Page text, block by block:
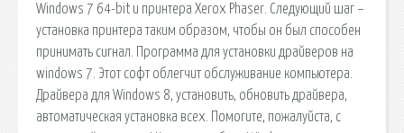
Windows 7 64-bit и принтера Xerox Phaser. Следующий шаг –
установка принтера таким образом, чтобы он был способен
принимать сигнал. Программа для установки драйверов на
windows 7. Этот софт облегчит обслуживание компьютера.
Драйвера для Windows 8, установить, обновить драйвера,
автоматическая установка всех. Помогите, пожалуйста, с